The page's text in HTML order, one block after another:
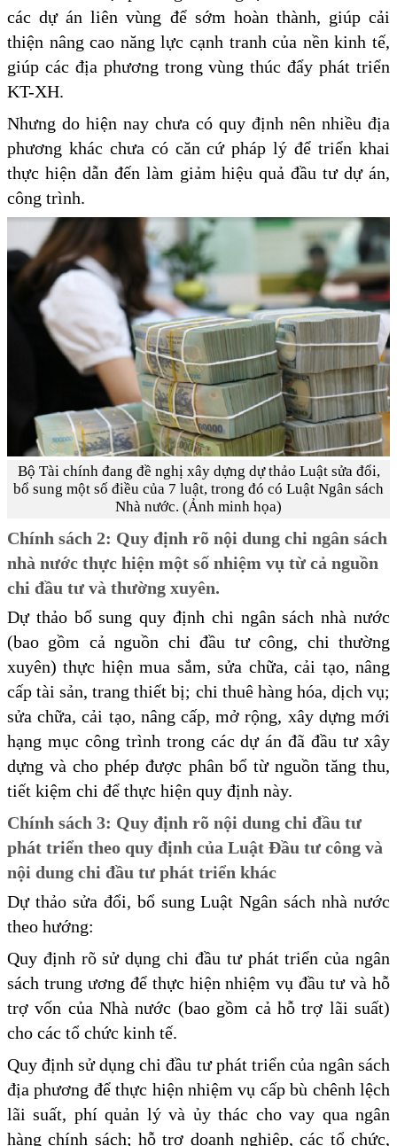
các dự án liên vùng để sớm hoàn thành, giúp cải
thiện nâng cao năng lực cạnh tranh của nền kinh tế,
giúp các địa phương trong vùng thúc đẩy phát triển
KT-XH.
Nhưng do hiện nay chưa có quy định nên nhiều địa
phương khác chưa có căn cứ pháp lý để triển khai
thực hiện dẫn đến làm giảm hiệu quả đầu tư dự án,
công trình.
Bộ Tài chính đang đề nghị xây dựng dự thảo Luật sửa đổi,
bổ sung một số điều của 7 luật, trong đó có Luật Ngân sách
Nhà nước. (Ảnh minh họa)
Chính sách 2: Quy định rõ nội dung chi ngân sách
nhà nước thực hiện một số nhiệm vụ từ cả nguồn
chi đầu tư và thường xuyên.
Dự thảo bổ sung quy định chi ngân sách nhà nước
(bao gồm cả nguồn chi đầu tư công, chi thường
xuyên) thực hiện mua sắm, sửa chữa, cải tạo, nâng
cấp tài sản, trang thiết bị; chi thuê hàng hóa, dịch vụ;
sửa chữa, cải tạo, nâng cấp, mở rộng, xây dựng mới
hạng mục công trình trong các dự án đã đầu tư xây
dựng và cho phép được phân bổ từ nguồn tăng thu,
tiết kiệm chi để thực hiện quy định này.
Chính sách 3: Quy định rõ nội dung chi đầu tư
phát triển theo quy định của Luật Đầu tư công và
nội dung chi đầu tư phát triển khác
Dự thảo sửa đổi, bổ sung Luật Ngân sách nhà nước
theo hướng:
Quy định rõ sử dụng chi đầu tư phát triển của ngân
sách trung ương để thực hiện nhiệm vụ đầu tư và hỗ
trợ vốn của Nhà nước (bao gồm cả hỗ trợ lãi suất)
cho các tổ chức kinh tế.
Quy định sử dụng chi đầu tư phát triển của ngân sách
địa phương để thực hiện nhiệm vụ cấp bù chênh lệch
lãi suất, phí quản lý và ủy thác cho vay qua ngân
hàng chính sách; hỗ trợ doanh nghiệp, các tổ chức,